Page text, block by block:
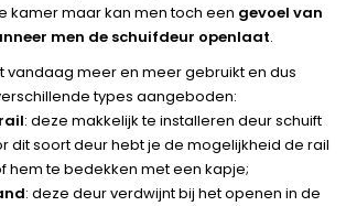
kamer maar kan men toch een gevoel van
men de schuifdeur openlaat.
vandaag meer en meer gebruikt en dus
types aangeboden:
: deze makkelijk te installeren deur schuift
dit soort deur hebt je de mogelijkheid de rail
hem te bedekken met een kapje;
: deze deur verdwijnt bij het openen in de